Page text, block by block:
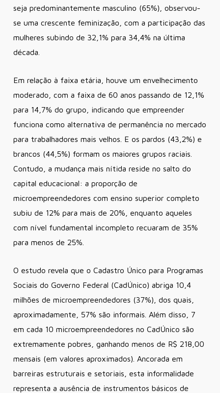
seja predominantemente masculino (65%), observou-
se uma crescente feminização, com a participação das
mulheres subindo de 32,1% para 34,4% na última
década.
Em relação à faixa etária, houve um envelhecimento
moderado, com a faixa de 60 anos passando de 12,1%
para 14,7% do grupo, indicando que empreender
funciona como alternativa de permanência no mercado
para trabalhadores mais velhos. E os pardos (43,2%) e
brancos (44,5%) formam os maiores grupos raciais.
Contudo, a mudança mais nítida reside no salto do
capital educacional: a proporção de
microempreendedores com ensino superior completo
subiu de 12% para mais de 20%, enquanto aqueles
com nível fundamental incompleto recuaram de 35%
para menos de 25%.
O estudo revela que o Cadastro Único para Programas
Sociais do Governo Federal (CadÚnico) abriga 10,4
milhões de microempreendedores (37%), dos quais,
aproximadamente, 57% são informais. Além disso, 7
em cada 10 microempreendedores no CadÚnico são
extremamente pobres, ganhando menos de R$ 218,00
mensais (em valores aproximados). Ancorada em
barreiras estruturais e setoriais, esta informalidade
representa a ausência de instrumentos básicos de